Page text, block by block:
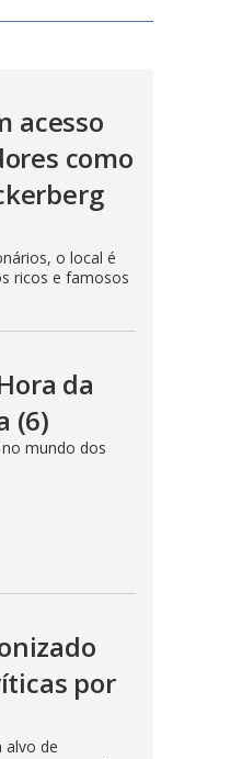
acesso
como
o local é
ricos e famosos
da
(6)
mundo dos
por
alvo de